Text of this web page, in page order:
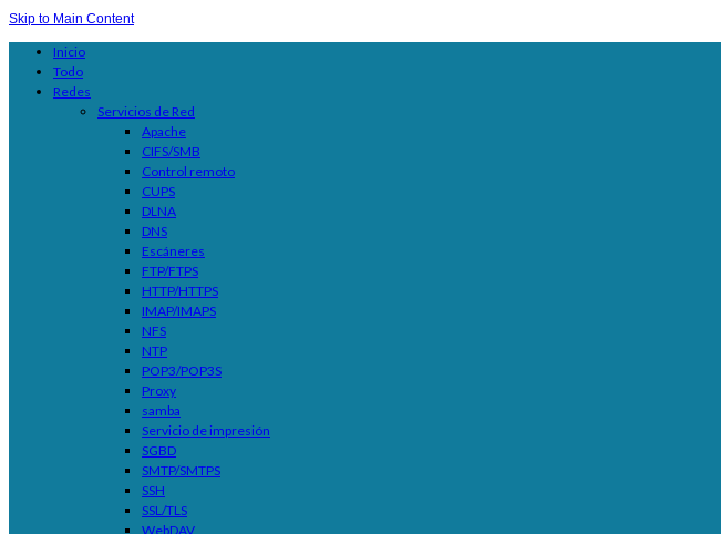
Skip to Main Content
Inicio
Todo
Redes
Servicios de Red
Apache
CIFS/SMB
Control remoto
CUPS
DLNA
DNS
Escáneres
FTP/FTPS
HTTP/HTTPS
IMAP/IMAPS
NFS
NTP
POP3/POP3S
Proxy
samba
Servicio de impresión
SGBD
SMTP/SMTPS
SSH
SSL/TLS
WebDAV